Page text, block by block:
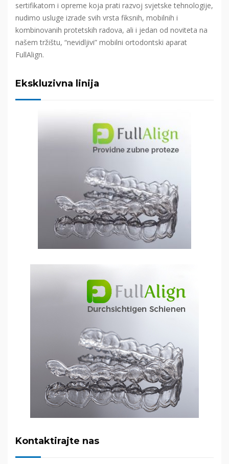
sertifikatom i opreme koja prati razvoj svjetske tehnologije,
nudimo usluge izrade svih vrsta fiksnih, mobilnih i
kombinovanih protetskih radova, ali i jedan od noviteta na
našem tržištu, “nevidljivi” mobilni ortodontski aparat
FullAlign.
Ekskluzivna linija
Kontaktirajte nas